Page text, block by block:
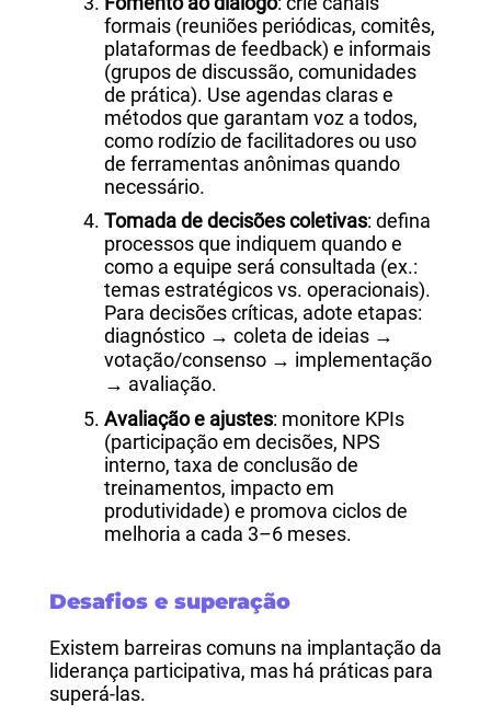
formais (reuniões periódicas, comitês,
plataformas de feedback) e informais
(grupos de discussão, comunidades
de prática). Use agendas claras e
métodos que garantam voz a todos,
como rodízio de facilitadores ou uso
de ferramentas anônimas quando
necessário.
Tomada de decisões coletivas: defina
processos que indiquem quando e
como a equipe será consultada (ex.:
temas estratégicos vs. operacionais).
Para decisões críticas, adote etapas:
diagnóstico → coleta de ideias →
votação/consenso → implementação
→ avaliação.
Avaliação e ajustes: monitore KPIs
(participação em decisões, NPS
interno, taxa de conclusão de
treinamentos, impacto em
produtividade) e promova ciclos de
melhoria a cada 3–6 meses.
Desafios e superação
Existem barreiras comuns na implantação da
liderança participativa, mas há práticas para
superá-las.